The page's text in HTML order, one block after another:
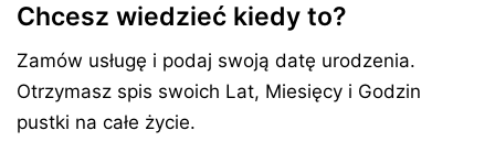
Chcesz wiedzieć kiedy to?
Zamów usługę i podaj swoją datę urodzenia.
Otrzymasz spis swoich Lat, Miesięcy i Godzin
pustki na całe życie.